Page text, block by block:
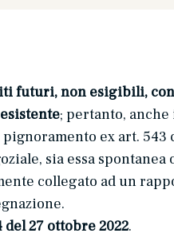
futuri, non esigibili,
; pertanto,
ex art. 543
sia essa spontanea
collegato ad un
del 27 ottobre 2022.